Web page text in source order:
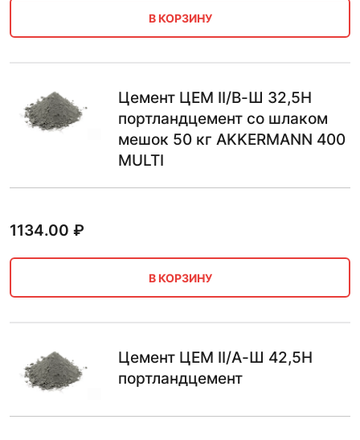
В КОРЗИНУ
Цемент ЦЕМ II/В-Ш 32,5Н
портландцемент со шлаком
мешок 50 кг AKKERMANN 400
MULTI
1134.00 ₽
В КОРЗИНУ
Цемент ЦЕМ II/А-Ш 42,5Н
портландцемент